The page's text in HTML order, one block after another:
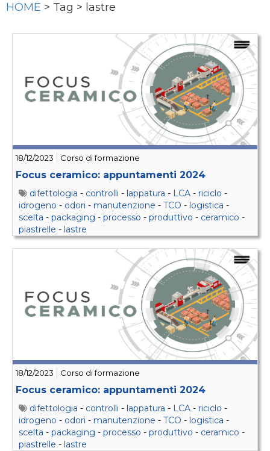
HOME > Tag > lastre
18/12/2023 Corso di formazione
Focus ceramico: appuntamenti 2024
difettologia - controlli - lappatura - LCA - riciclo -
idrogeno - odori - manutenzione - TCO - logistica -
scelta - packaging - processo - produttivo - ceramico -
piastrelle - lastre
18/12/2023 Corso di formazione
Focus ceramico: appuntamenti 2024
difettologia - controlli - lappatura - LCA - riciclo -
idrogeno - odori - manutenzione - TCO - logistica -
scelta - packaging - processo - produttivo - ceramico -
piastrelle - lastre